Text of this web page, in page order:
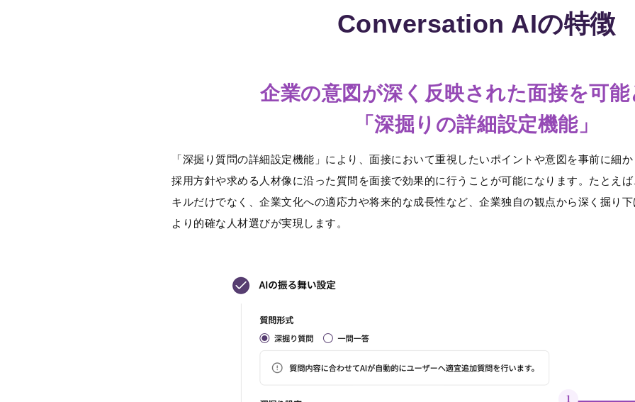
Conversation AIの特徴
企業の意図が深く反映された面接を可
「深掘りの詳細設定機能」
「深掘り質問の詳細設定機能」により、面接において重視したいポイントや意図を事前に細
採用方針や求める人材像に沿った質問を面接で効果的に行うことが可能になります。たとえ
キルだけでなく、企業文化への適応力や将来的な成長性など、企業独自の観点から深く掘り
より的確な人材選びが実現します。